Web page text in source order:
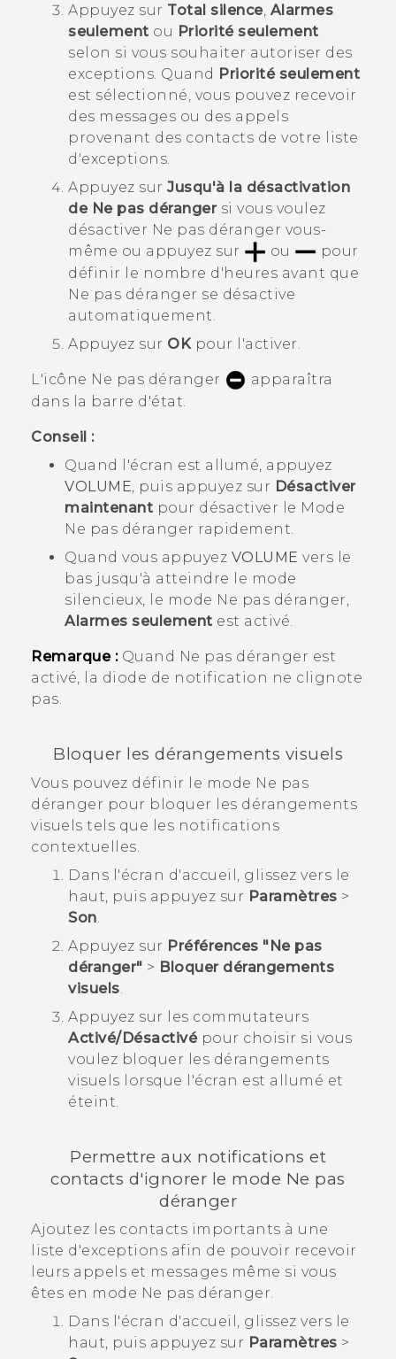
Appuyez sur Total silence, Alarmes
seulement ou Priorité seulement
selon si vous souhaiter autoriser des
exceptions. Quand Priorité seulement
est sélectionné, vous pouvez recevoir
des messages ou des appels
provenant des contacts de votre liste
d'exceptions.
Appuyez sur Jusqu'à la désactivation
de Ne pas dérangersi vous voulez
désactiver Ne pas déranger vous-
même ou appuyez sur
ou
pour
définir le nombre d'heures avant que
Ne pas déranger se désactive
automatiquement.
Appuyez sur OKpour l'activer.
L'icône Ne pas déranger
apparaîtra
dans la barre d'état.
Conseil :
Quand l'écran est allumé, appuyez
VOLUME, puis appuyez sur Désactiver
maintenant pour désactiver le Mode
Ne pas déranger rapidement.
Quand vous appuyez VOLUME vers le
bas jusqu'à atteindre le mode
silencieux, le mode Ne pas déranger,
Alarmes seulement est activé.
Remarque :Quand Ne pas déranger est
activé, la diode de notification ne clignote
pas.
Bloquer les dérangements visuels
Vous pouvez définir le mode Ne pas
déranger pour bloquer les dérangements
visuels tels que les notifications
contextuelles.
Dans l'écran d'accueil
, glissez vers le
haut, puis appuyez sur Paramètres >
Son
Appuyez sur Préférences "Ne pas
déranger" > Bloquer dérangements
visuels
Appuyez sur les commutateurs
Activé/Désactivépour choisir si vous
voulez bloquer les dérangements
visuels lorsque l'écran est allumé et
éteint.
Permettre aux notifications et
contacts d'ignorer le mode Ne pas
déranger
Ajoutez les contacts importants à une
liste d'exceptions afin de pouvoir recevoir
leurs appels et messages même si vous
êtes en mode Ne pas déranger.
Dans l'écran d'accueil , glissez vers le
haut, puis appuyez sur Paramètres >